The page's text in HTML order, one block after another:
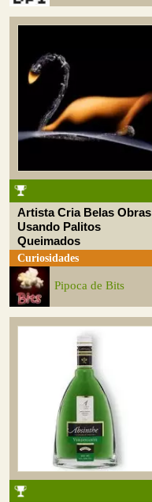
Artista Cria Belas Obras
Usando Palitos
Queimados
Curiosidades
Pipoca de Bits